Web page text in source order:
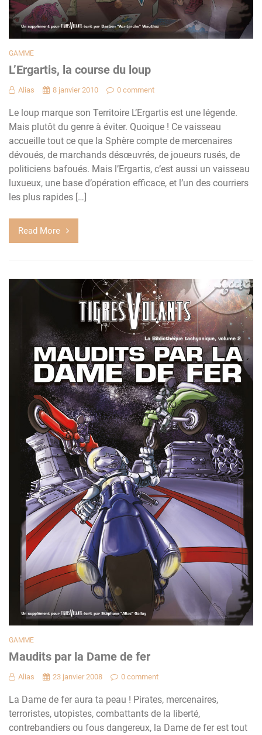
GAMME
L’Ergartis, la course du loup
Alias 8 janvier 2010 0 comment
Le loup marque son Territoire L’Ergartis est une légende.
Mais plutôt du genre à éviter. Quoique ! Ce vaisseau
accueille tout ce que la Sphère compte de mercenaires
dévoués, de marchands désœuvrés, de joueurs rusés, de
politiciens bafoués. Mais l’Ergartis, c’est aussi un vaisseau
luxueux, une base d’opération efficace, et l’un des courriers
les plus rapides […]
Read More
GAMME
Maudits par la Dame de fer
Alias 23 janvier 2008 0 comment
La Dame de fer aura ta peau ! Pirates, mercenaires,
terroristes, utopistes, combattants de la liberté,
contrebandiers ou fous dangereux, la Dame de fer est tout